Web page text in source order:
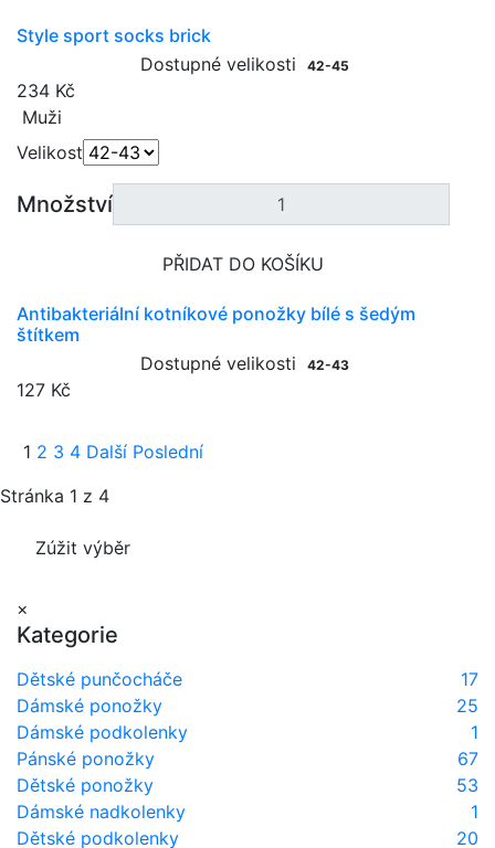
Style sport socks brick
Dostupné velikosti
42-45
234 Kč
Muži
Velikost
Množství
PŘIDAT DO KOŠÍKU
Antibakteriální kotníkové ponožky bílé s šedým
štítkem
Dostupné velikosti
42-43
127 Kč
1 2 3 4 Další Poslední
Stránka 1 z 4
Zúžit výběr
×
Kategorie
Dětské punčocháče
17
Dámské ponožky
25
Dámské podkolenky
1
Pánské ponožky
67
Dětské ponožky
53
Dámské nadkolenky
1
Dětské podkolenky
20